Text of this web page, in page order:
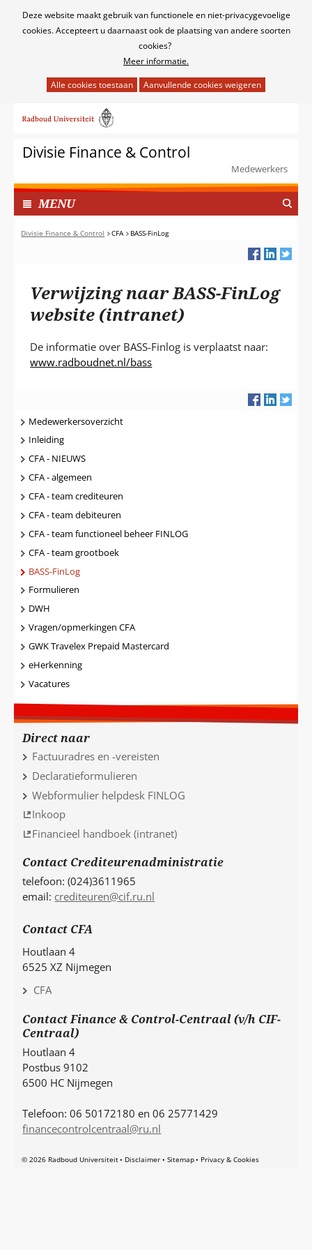
Cookies
Deze website maakt gebruik van functionele en niet-privacygevoelige
cookies. Accepteert u daarnaast ook de plaatsing van andere soorten
cookies?
Meer informatie.
het
van
cookies
deze
website
toegestaan
naar
inhoudDivisie Finance & Control
Medewerkers
MENUI
N
G
A
P
T
Divisie Finance & Control CFA BASS-FinLog
Verwijzing naar BASS-FinLog
website (intranet)
De informatie over BASS-Finlog is verplaatst naar:
www.radboudnet.nl/bass
Navigatie
Medewerkersoverzicht
Inleiding
CFA - NIEUWS
CFA - algemeen
CFA - team crediteuren
CFA - team debiteuren
CFA - team functioneel beheer FINLOG
CFA - team grootboek
BASS-FinLog
Formulieren
DWH
Vragen/opmerkingen CFA
GWK Travelex Prepaid Mastercard
eHerkenning
Vacatures
Direct naar
Factuuradres en -vereisten
Declaratieformulieren
Webformulier helpdesk FINLOG
Inkoop
Financieel handboek (intranet)
Contact Crediteurenadministratie
telefoon: (024)3611965
email: crediteuren@cif.ru.nl
Contact CFA
Houtlaan 4
6525 XZ Nijmegen
CFA
Contact Finance & Control-Centraal (v/h CIF-
Centraal)
Houtlaan 4
Postbus 9102
6500 HC Nijmegen
Telefoon: 06 50172180 en 06 25771429
financecontrolcentraal@ru.nl
© 2026 Radboud Universiteit Disclaimer Sitemap Privacy & Cookies